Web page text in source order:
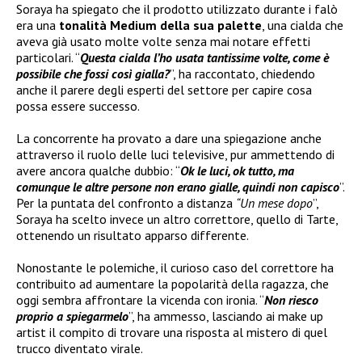
Soraya ha spiegato che il prodotto utilizzato durante i falò
era una tonalità Medium della sua palette, una cialda che
aveva già usato molte volte senza mai notare effetti
particolari. “Questa cialda l’ho usata tantissime volte, come è
possibile che fossi così gialla?”, ha raccontato, chiedendo
anche il parere degli esperti del settore per capire cosa
possa essere successo.
La concorrente ha provato a dare una spiegazione anche
attraverso il ruolo delle luci televisive, pur ammettendo di
avere ancora qualche dubbio: “Ok le luci, ok tutto, ma
comunque le altre persone non erano gialle, quindi non capisco”.
Per la puntata del confronto a distanza “Un mese dopo”,
Soraya ha scelto invece un altro correttore, quello di Tarte,
ottenendo un risultato apparso differente.
Nonostante le polemiche, il curioso caso del correttore ha
contribuito ad aumentare la popolarità della ragazza, che
oggi sembra affrontare la vicenda con ironia. “Non riesco
proprio a spiegarmelo”, ha ammesso, lasciando ai make up
artist il compito di trovare una risposta al mistero di quel
trucco diventato virale.